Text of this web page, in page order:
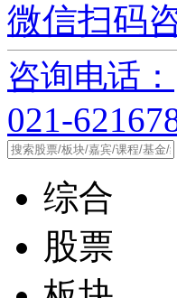
微信扫码
咨询电话：
021-
综合
股票